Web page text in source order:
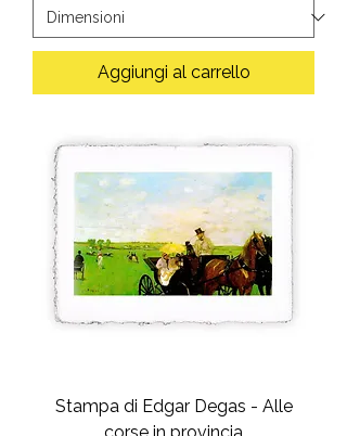
Aggiungi al carrello
Stampa di Edgar Degas - Alle
corse in provincia